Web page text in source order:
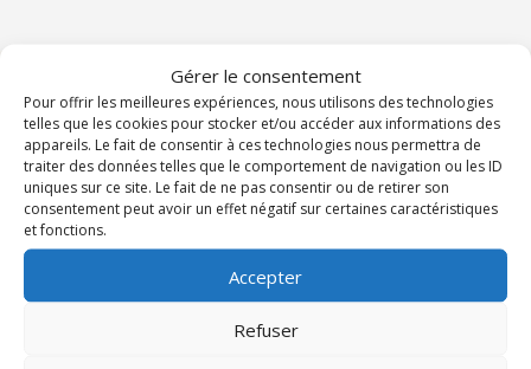
Gérer le consentement
Pour offrir les meilleures expériences, nous utilisons des technologies
telles que les cookies pour stocker et/ou accéder aux informations des
appareils. Le fait de consentir à ces technologies nous permettra de
traiter des données telles que le comportement de navigation ou les ID
uniques sur ce site. Le fait de ne pas consentir ou de retirer son
consentement peut avoir un effet négatif sur certaines caractéristiques
et fonctions.
Accepter
Refuser
TOUS LES ÉVÉNEMENTS DU DIOCÈSE
Institut Diocésain de Formation Pastorale